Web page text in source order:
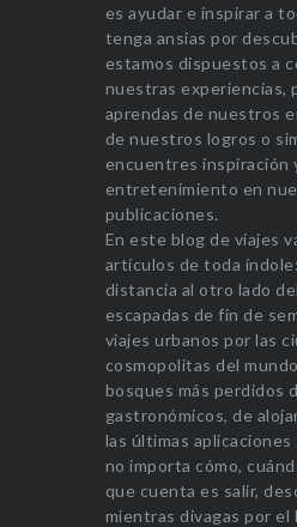
es ayudar e inspirar a
tenga ansias por
estamos dispuestos a
nuestras experiencias,
aprendas de nuestros
de nuestros logros o
encuentres inspiración
entretenimiento en
publicaciones.
En este blog de viajes
artículos de toda
distancia al otro lado
escapadas de fin de
viajes urbanos por las
cosmopolitas del
bosques más perdidos
gastronómicos, de
las últimas
no importa cómo,
que cuenta es salir,
mientras divagas por el